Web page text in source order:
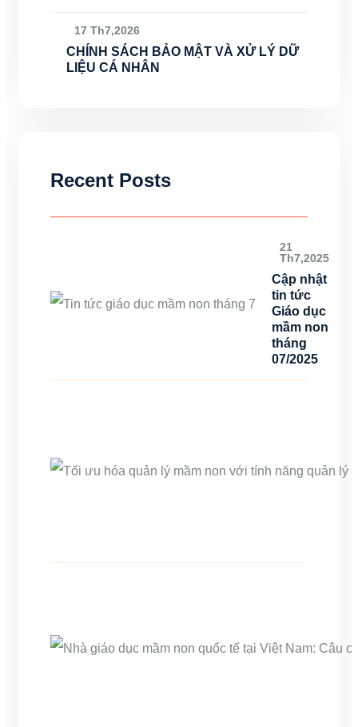
17 Th7,2026
CHÍNH SÁCH BẢO MẬT VÀ XỬ LÝ DỮ
LIỆU CÁ NHÂN
Recent Posts
21
Th7,2025
Cập nhật
tin tức
Giáo dục
mầm non
tháng
07/2025